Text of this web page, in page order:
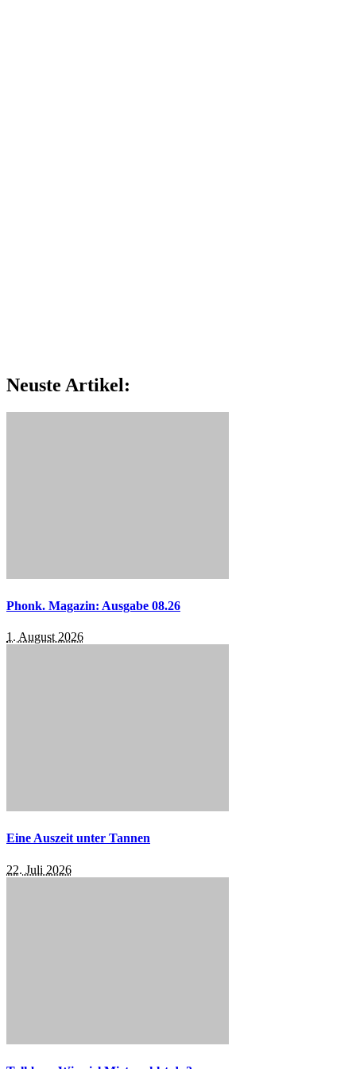
Neuste Artikel:
Phonk. Magazin: Ausgabe 08.26
1. August 2026
Eine Auszeit unter Tannen
22. Juli 2026